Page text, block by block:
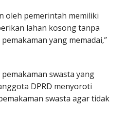
oleh pemerintah memiliki
lahan kosong tanpa
yang memadai,”
swasta yang
DPRD menyoroti
swasta agar tidak